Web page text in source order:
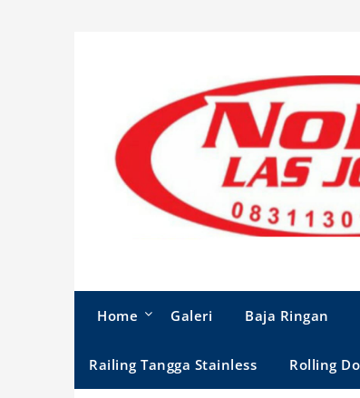
Home Galeri Baja Ringan
Railing Tangga Stainless Rolling